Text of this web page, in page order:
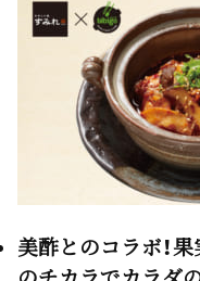
美酢とのコラボ！